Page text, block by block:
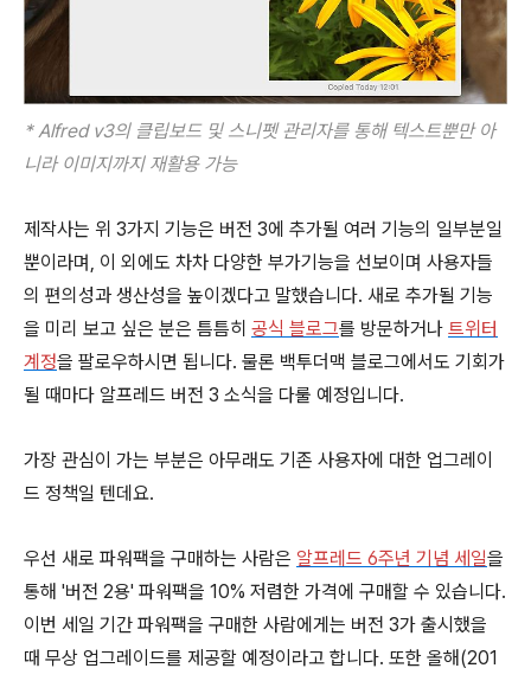
* Alfred v3의 클립보드 및 스니펫 관리자를 통해 텍스트뿐만 아
니라 이미지까지 재활용 가능
제작사는 위 3가지 기능은 버전 3에 추가될 여러 기능의 일부분일
뿐이라며, 이 외에도 차차 다양한 부가기능을 선보이며 사용자들
의 편의성과 생산성을 높이겠다고 말했습니다. 새로 추가될 기능
을 미리 보고 싶은 분은 틈틈히 공식 블로그를 방문하거나 트위터
계정을 팔로우하시면 됩니다. 물론 백투더맥 블로그에서도 기회가
될 때마다 알프레드 버전 3 소식을 다룰 예정입니다.
가장 관심이 가는 부분은 아무래도 기존 사용자에 대한 업그레이
드 정책일 텐데요.
우선 새로 파워팩을 구매하는 사람은 알프레드 6주년 기념 세일을
통해 '버전 2용' 파워팩을 10% 저렴한 가격에 구매할 수 있습니다.
이번 세일 기간 파워팩을 구매한 사람에게는 버전 3가 출시했을
때 무상 업그레이드를 제공할 예정이라고 합니다. 또한 올해(201